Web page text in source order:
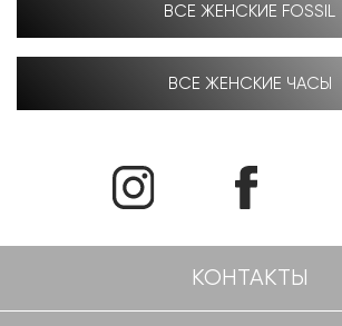
ВСЕ ЖЕНСКИЕ FOSSIL
ВСЕ ЖЕНСКИЕ ЧАСЫ
КОНТАКТЫ